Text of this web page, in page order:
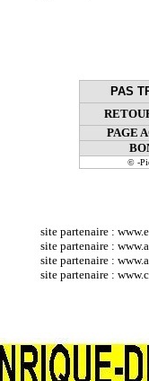
PAS
PAGE
© -
site partenaire :
site partenaire :
site partenaire :
site partenaire :